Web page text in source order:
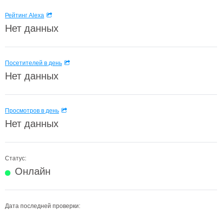
Рейтинг Alexa
Нет данных
Посетителей в день
Нет данных
Просмотров в день
Нет данных
Статус:
Онлайн
Дата последней проверки: